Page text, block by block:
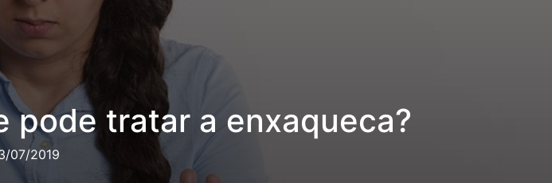
pode tratar a enxaqueca?
07/2019